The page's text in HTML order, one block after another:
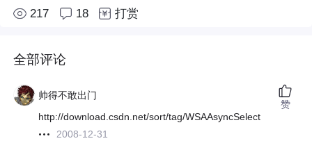
217 18 打赏
全部评论
帅得不敢出门
http://download.csdn.net/sort/tag/WSAAsyncSelect
2008-12-31
赞